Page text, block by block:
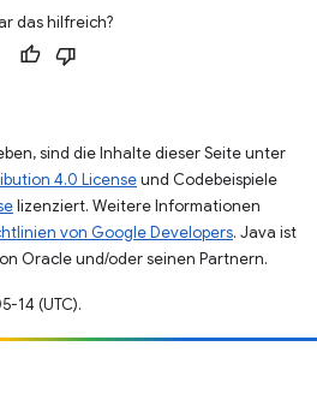
das hilfreich?
sind die Inhalte dieser Seite unter
4.0 Licenseund Codebeispiele
lizenziert. Weitere Informationen
von Google Developers. Java ist
Oracle und/oder seinen Partnern.
14 (UTC).